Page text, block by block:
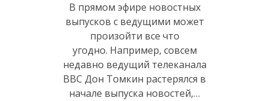
В прямом эфире новостных
выпусков с ведущими может
произойти все что
угодно. Например, совсем
недавно ведущий телеканала
BBC Дон Томкин растерялся в
начале выпуска новостей,…